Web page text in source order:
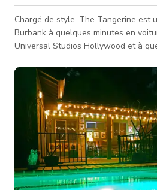
Chargé de style, The Tangerine est
Burbank à quelques minutes en
Universal Studios Hollywood et à
Warner Brothers Studios, Disney
Studios (anciennement NBC
moderne. 100 % cool. The
rafraîchissante de couleur et
de chambres de style holly